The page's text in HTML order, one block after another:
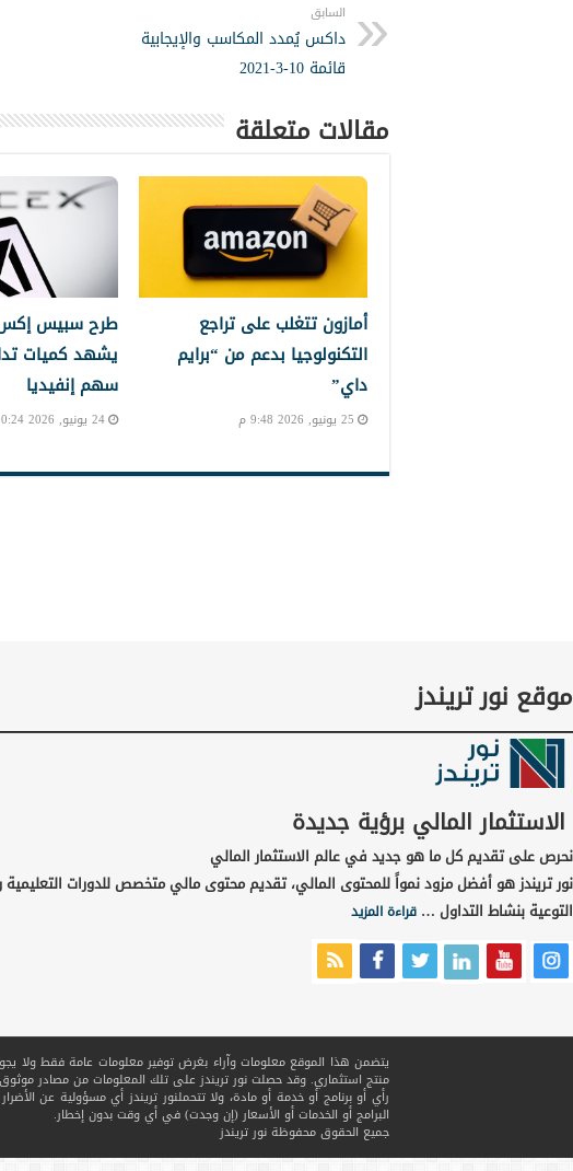
السابق
داكس يُمدد المكاسب والإيجابية
قائمة 10-3-2021
مقالات متعلقة
أمازون تتغلب على تراجع
التكنولوجيا بدعم من “برايم
داي”
25 يونيو, 2026 9:48 م
طرح سبيس
يشهد كميات
سهم إنفيديا
24 يونيو, 2026 10:24 م
موقع نور تريندز
الاستثمار المالي برؤية جديدة
نحرص على تقديم كل ما هو جديد في عالم الاستثمار المالي
نور تريندز هو أفضل مزود نمواً للمحتوى المالي، تقديم محتوى مالي متخصص للدورات
التوعية بنشاط التداول … قراءة المزيد
يتضمن هذا الموقع معلومات وآراء بغرض توفير معلومات عامة فقط ولا يجوز
منتج استثماري. وقد حصلت نور تريندز على تلك المعلومات من مصادر
رأي أو برنامج أو خدمة أو مادة، ولا تتحملنور تريندز أي مسؤولية عن
البرامج أو الخدمات أو الأسعار (إن وجدت) في أي وقت بدون إخطار.
جميع الحقوق محفوظةنور تريندز